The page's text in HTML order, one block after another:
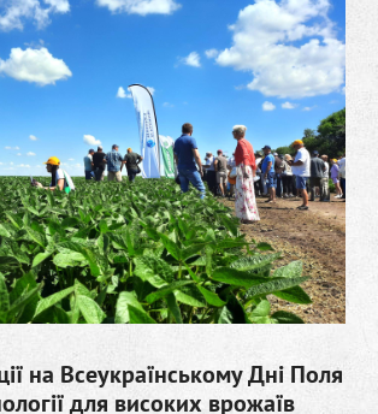
на Всеукраїнському Дні Поля
для високих врожаїв